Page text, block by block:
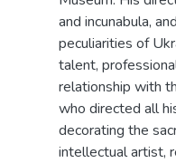
and incunabula,
peculiarities of
talent,
relationship with
who directed all
decorating the
intellectual artist,